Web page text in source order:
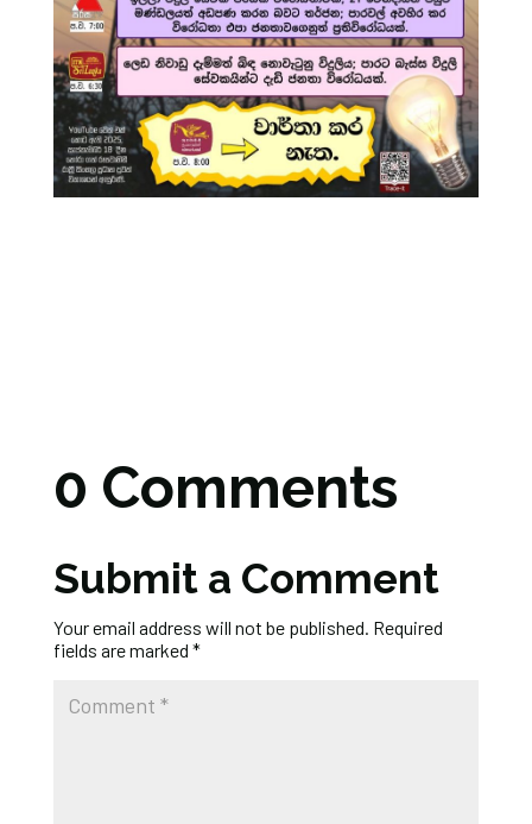
0 Comments
Submit a Comment
Your email address will not be published. Required
fields are marked *